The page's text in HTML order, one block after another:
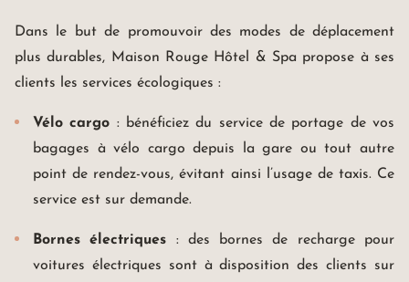
Dans le but de promouvoir des modes de déplacement
plus durables, Maison Rouge Hôtel & Spa propose à ses
clients les services écologiques :
Vélo cargo : bénéficiez du service de portage de vos
bagages à vélo cargo depuis la gare ou tout autre
point de rendez-vous, évitant ainsi l’usage de taxis. Ce
service est sur demande.
Bornes électriques : des bornes de recharge pour
voitures électriques sont à disposition des clients sur